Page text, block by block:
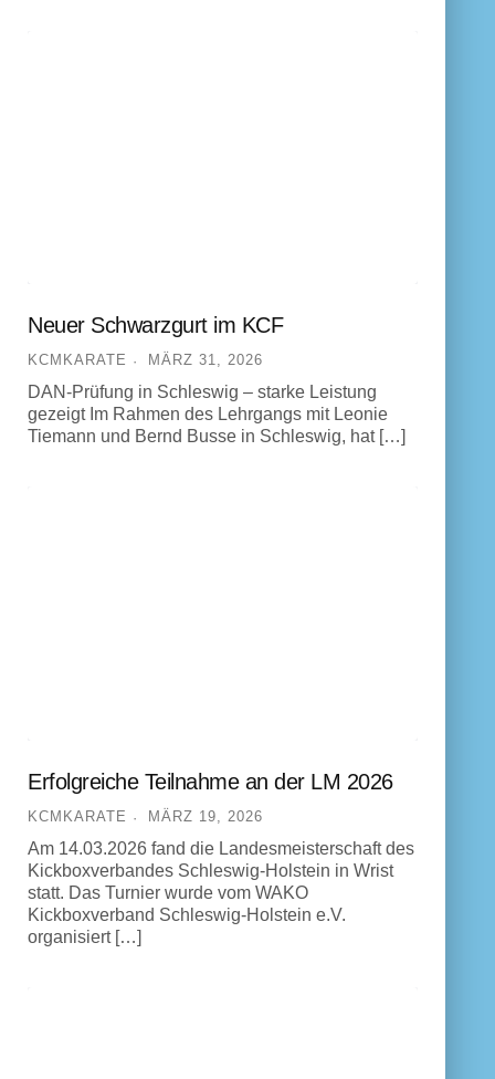
Neuer Schwarzgurt im KCF
KCMKARATE MÄRZ 31, 2026
DAN-Prüfung in Schleswig – starke Leistung
gezeigt Im Rahmen des Lehrgangs mit Leonie
Tiemann und Bernd Busse in Schleswig, hat […]
Erfolgreiche Teilnahme an der LM 2026
KCMKARATE MÄRZ 19, 2026
Am 14.03.2026 fand die Landesmeisterschaft des
Kickboxverbandes Schleswig-Holstein in Wrist
statt. Das Turnier wurde vom WAKO
Kickboxverband Schleswig-Holstein e.V.
organisiert […]